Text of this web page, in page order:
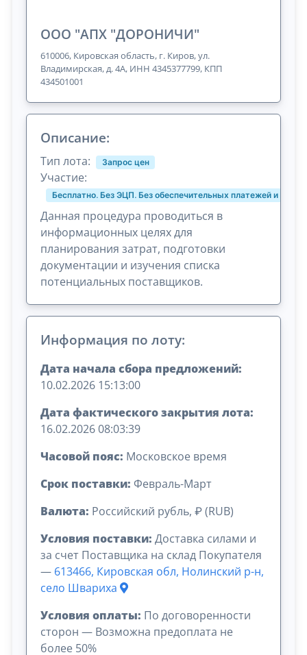
ООО "АПХ "ДОРОНИЧИ"
610006, Кировская область, г. Киров, ул.
Владимирская, д. 4А, ИНН 4345377799, КПП
434501001
Описание:
Тип лота: Запрос цен
Участие:
Бесплатно. Без ЭЦП. Без обеспечительных платежей и
Данная процедура проводиться в
информационных целях для
планирования затрат, подготовки
документации и изучения списка
потенциальных поставщиков.
Информация по лоту:
Дата начала сбора предложений:
10.02.2026 15:13:00
Дата фактического закрытия лота:
16.02.2026 08:03:39
Часовой пояс: Московское время
Срок поставки: Февраль-Март
Валюта: Российский рубль, ₽ (RUB)
Условия поставки: Доставка силами и
за счет Поставщика на склад Покупателя
— 613466, Кировская обл, Нолинский р-н,
село Швариха
Условия оплаты: По договоренности
сторон — Возможна предоплата не
более 50%